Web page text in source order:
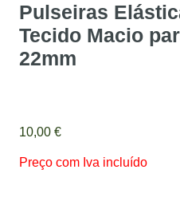
Pulseiras
Tecido Macio
22mm
10,00 €
Preço com Iva incluído